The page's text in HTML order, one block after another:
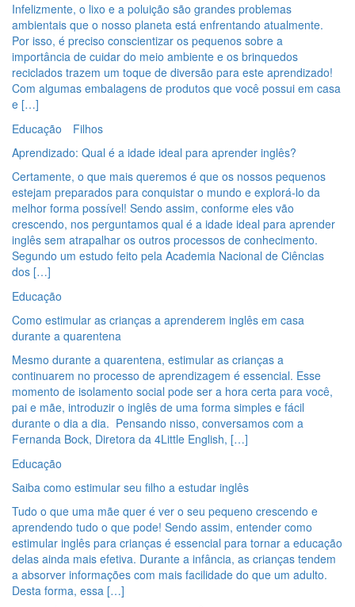
Infelizmente, o lixo e a poluição são grandes problemas
ambientais que o nosso planeta está enfrentando atualmente.
Por isso, é preciso conscientizar os pequenos sobre a
importância de cuidar do meio ambiente e os brinquedos
reciclados trazem um toque de diversão para este aprendizado!
Com algumas embalagens de produtos que você possui em casa
e […]
Educação
Filhos
Aprendizado: Qual é a idade ideal para aprender inglês?
Certamente, o que mais queremos é que os nossos pequenos
estejam preparados para conquistar o mundo e explorá-lo da
melhor forma possível! Sendo assim, conforme eles vão
crescendo, nos perguntamos qual é a idade ideal para aprender
inglês sem atrapalhar os outros processos de conhecimento.
Segundo um estudo feito pela Academia Nacional de Ciências
dos […]
Educação
Como estimular as crianças a aprenderem inglês em casa
durante a quarentena
Mesmo durante a quarentena, estimular as crianças a
continuarem no processo de aprendizagem é essencial. Esse
momento de isolamento social pode ser a hora certa para você,
pai e mãe, introduzir o inglês de uma forma simples e fácil
durante o dia a dia. Pensando nisso, conversamos com a
Fernanda Bock, Diretora da 4Little English, […]
Educação
Saiba como estimular seu filho a estudar inglês
Tudo o que uma mãe quer é ver o seu pequeno crescendo e
aprendendo tudo o que pode! Sendo assim, entender como
estimular inglês para crianças é essencial para tornar a educação
delas ainda mais efetiva. Durante a infância, as crianças tendem
a absorver informações com mais facilidade do que um adulto.
Desta forma, essa […]